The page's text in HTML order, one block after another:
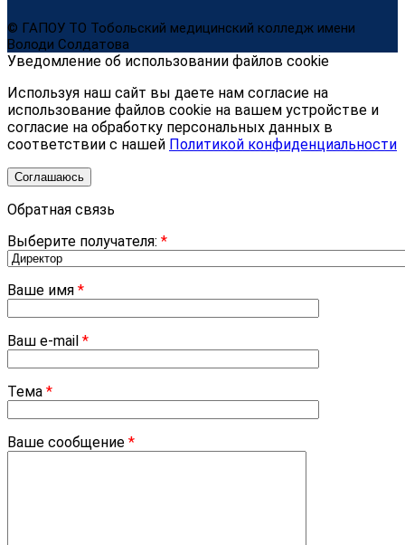
© ГАПОУ ТО Тобольский медицинский колледж имени
Володи Солдатова
Уведомление об использовании файлов cookie
Используя наш сайт вы даете нам согласие на
использование файлов cookie на вашем устройстве и
согласие на обработку персональных данных в
соответствии с нашей Политикой конфиденциальности
Соглашаюсь
Обратная связь
Выберите получателя: *
Ваше имя *
Ваш e-mail *
Тема *
Ваше сообщение *